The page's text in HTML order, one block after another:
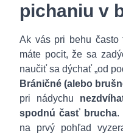
pichaniu v
Ak vás pri behu často
máte pocit, že sa
naučiť sa dýchať „od
Bráničné (alebo
pri nádychu
spodnú časť brucha.
na prvý pohľad